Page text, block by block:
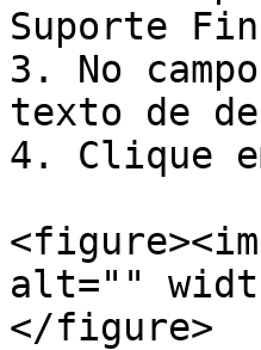
Suporte
3. No
texto de
4. Clique
alt=""
</figure>